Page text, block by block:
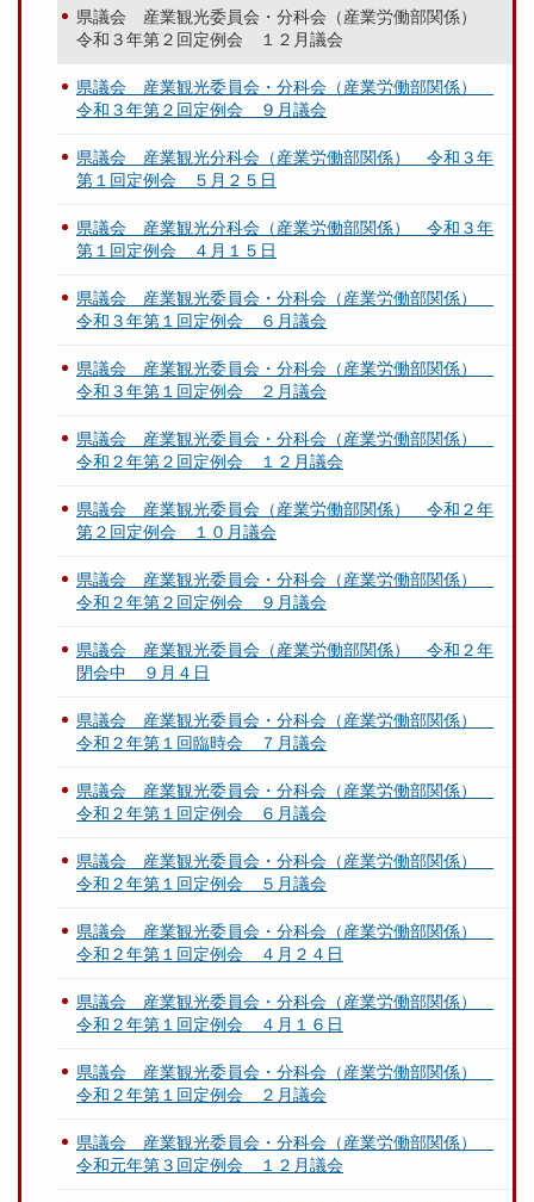
県議会 産業観光委員会・分科会（産業労働部関係）
令和３年第２回定例会 １２月議会
県議会 産業観光委員会・分科会（産業労働部関係）
令和３年第２回定例会 ９月議会
県議会 産業観光分科会（産業労働部関係） 令和３年
第１回定例会 ５月２５日
県議会 産業観光分科会（産業労働部関係） 令和３年
第１回定例会 ４月１５日
県議会 産業観光委員会・分科会（産業労働部関係）
令和３年第１回定例会 ６月議会
県議会 産業観光委員会・分科会（産業労働部関係）
令和３年第１回定例会 ２月議会
県議会 産業観光委員会・分科会（産業労働部関係）
令和２年第２回定例会 １２月議会
県議会 産業観光委員会（産業労働部関係） 令和２年
第２回定例会 １０月議会
県議会 産業観光委員会・分科会（産業労働部関係）
令和２年第２回定例会 ９月議会
県議会 産業観光委員会（産業労働部関係） 令和２年
閉会中 ９月４日
県議会 産業観光委員会・分科会（産業労働部関係）
令和２年第１回臨時会 ７月議会
県議会 産業観光委員会・分科会（産業労働部関係）
令和２年第１回定例会 ６月議会
県議会 産業観光委員会・分科会（産業労働部関係）
令和２年第１回定例会 ５月議会
県議会 産業観光委員会・分科会（産業労働部関係）
令和２年第１回定例会 ４月２４日
県議会 産業観光委員会・分科会（産業労働部関係）
令和２年第１回定例会 ４月１６日
県議会 産業観光委員会・分科会（産業労働部関係）
令和２年第１回定例会 ２月議会
県議会 産業観光委員会・分科会（産業労働部関係）
令和元年第３回定例会 １２月議会